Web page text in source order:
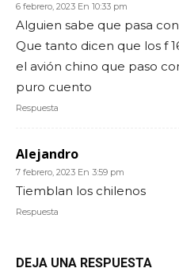
6 febrero, 2023 En 10:33 pm
Alguien sabe que pasa
Que tanto dicen que los f
el avión chino que paso
puro cuento
Respuesta
Alejandro
7 febrero, 2023 En 3:59 pm
Tiemblan los chilenos
Respuesta
DEJA UNA RESPUESTA